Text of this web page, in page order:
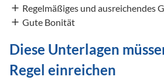
Regelmäßiges und ausreichendes
Gute Bonität
Diese Unterlagen
Regel einreichen